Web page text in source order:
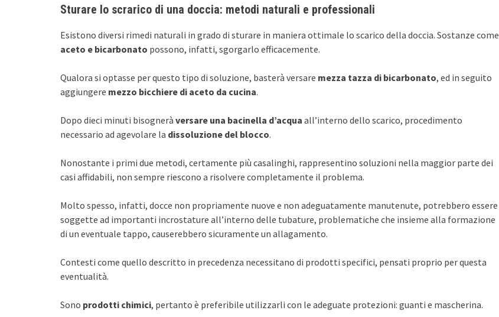
Sturare lo scrarico di una doccia: metodi naturali e professionali
Esistono diversi rimedi naturali in grado di sturare in maniera ottimale lo scarico della doccia. Sostanze come
aceto e bicarbonato possono, infatti, sgorgarlo efficacemente.
Qualora si optasse per questo tipo di soluzione, basterà versare mezza tazza di bicarbonato, ed in seguito
aggiungere mezzo bicchiere di aceto da cucina.
Dopo dieci minuti bisognerà versare una bacinella d’acqua all’interno dello scarico, procedimento
necessario ad agevolare la dissoluzione del blocco.
Nonostante i primi due metodi, certamente più casalinghi, rappresentino soluzioni nella maggior parte dei
casi affidabili, non sempre riescono a risolvere completamente il problema.
Molto spesso, infatti, docce non propriamente nuove e non adeguatamente manutenute, potrebbero essere
soggette ad importanti incrostature all’interno delle tubature, problematiche che insieme alla formazione
di un eventuale tappo, causerebbero sicuramente un allagamento.
Contesti come quello descritto in precedenza necessitano di prodotti specifici, pensati proprio per questa
eventualità.
Sono prodotti chimici, pertanto è preferibile utilizzarli con le adeguate protezioni: guanti e mascherina.